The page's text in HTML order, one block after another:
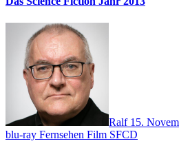
Ralf 15.
blu-ray Fernsehen Film SFCD